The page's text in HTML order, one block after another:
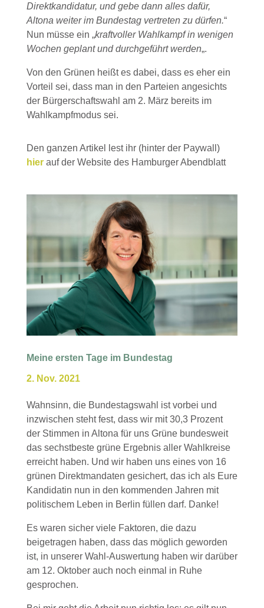
Direktkandidatur, und gebe dann alles dafür,
Altona weiter im Bundestag vertreten zu dürfen.“
Nun müsse ein „kraftvoller Wahlkampf in wenigen
Wochen geplant und durchgeführt werden„.
Von den Grünen heißt es dabei, dass es eher ein
Vorteil sei, dass man in den Parteien angesichts
der Bürgerschaftswahl am 2. März bereits im
Wahlkampfmodus sei.
Den ganzen Artikel lest ihr (hinter der Paywall)
hierauf der Website des Hamburger Abendblatt
Meine ersten Tage im Bundestag
2. Nov. 2021
Wahnsinn, die Bundestagswahl ist vorbei und
inzwischen steht fest, dass wir mit 30,3 Prozent
der Stimmen in Altona für uns Grüne bundesweit
das sechstbeste grüne Ergebnis aller Wahlkreise
erreicht haben. Und wir haben uns eines von 16
grünen Direktmandaten gesichert, das ich als Eure
Kandidatin nun in den kommenden Jahren mit
politischem Leben in Berlin füllen darf. Danke!
Es waren sicher viele Faktoren, die dazu
beigetragen haben, dass das möglich geworden
ist, in unserer Wahl-Auswertung haben wir darüber
am 12. Oktober auch noch einmal in Ruhe
gesprochen.